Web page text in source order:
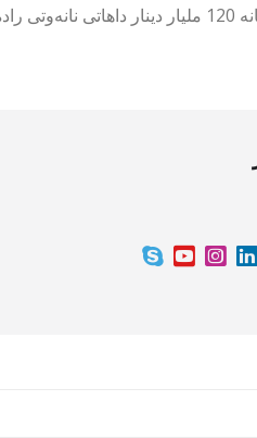
ئەنجومەنی وەزیران بڕیاردراوە بەوەی کە